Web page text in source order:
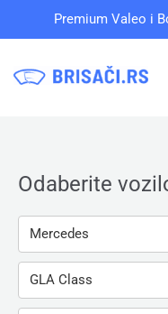
Premium Valeo i
Odaberite
Mercedes
GLA Class